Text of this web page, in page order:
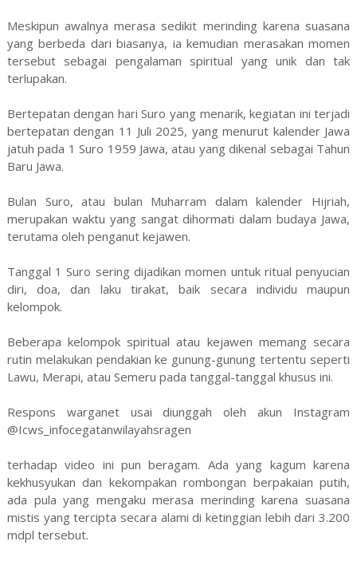
Meskipun awalnya merasa sedikit merinding karena suasana
yang berbeda dari biasanya, ia kemudian merasakan momen
tersebut sebagai pengalaman spiritual yang unik dan tak
terlupakan.
Bertepatan dengan hari Suro yang menarik, kegiatan ini terjadi
bertepatan dengan 11 Juli 2025, yang menurut kalender Jawa
jatuh pada 1 Suro 1959 Jawa, atau yang dikenal sebagai Tahun
Baru Jawa.
Bulan Suro, atau bulan Muharram dalam kalender Hijriah,
merupakan waktu yang sangat dihormati dalam budaya Jawa,
terutama oleh penganut kejawen.
Tanggal 1 Suro sering dijadikan momen untuk ritual penyucian
diri, doa, dan laku tirakat, baik secara individu maupun
kelompok.
Beberapa kelompok spiritual atau kejawen memang secara
rutin melakukan pendakian ke gunung-gunung tertentu seperti
Lawu, Merapi, atau Semeru pada tanggal-tanggal khusus ini.
Respons warganet usai diunggah oleh akun Instagram
@Icws_infocegatanwilayahsragen
terhadap video ini pun beragam. Ada yang kagum karena
kekhusyukan dan kekompakan rombongan berpakaian putih,
ada pula yang mengaku merasa merinding karena suasana
mistis yang tercipta secara alami di ketinggian lebih dari 3.200
mdpl tersebut.